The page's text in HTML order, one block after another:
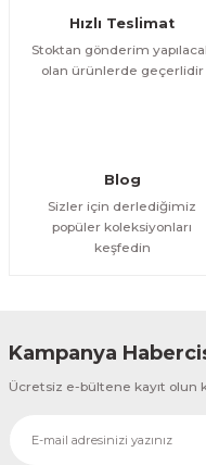
Bu ürüne benzer
Hızlı Teslimat
Stoktan gönderim
olan ürünlerde geçerlidir
Blog
Sizler için derlediğimiz
popüler koleksiyonları
keşfedin
Kampanya
Ücretsiz e-bültene kayıt olun